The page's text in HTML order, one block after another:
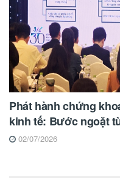
Phát hành chứng
kinh tế: Bước ngoặt
02/07/2026